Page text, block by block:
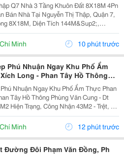
Q7 Nhà 3 Tầng Khuôn Đất 8X18M 4Pn
Bán Nhà Tại Nguyễn Thị Thập, Quận 7,
8X18M, Diện Tích 144M&Sup2;,
Xây 3 Tầng, Công Năng Gồm 4 Phòng
Phù Hợp Gia Đình Cần Không Gian
Minh 10 phút trước
Phú Nhuận Ngay Khu Phố Ẩm
Long - Phan Tây Hồ Thông
Nhuận Ngay Khu Phố Ẩm Thực Phan
Tây Hồ Thông Phùng Văn Cung - Dt
Hiện Trạng, Công Nhận 43M2 - Trệt, 2
- Hẻm 3M, Cách 30M Ra Hẻm Xe Hơi Giá
Lượng Lh Vân 0334147686 Gặp Chủ...
Minh 12 phút trước
Đường Đôi Phạm Văn Đồng, Ph